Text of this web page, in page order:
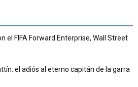
el FIFA Forward Enterprise, Wall Street
el adiós al eterno capitán de la garra